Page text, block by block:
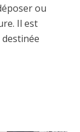
ou
Il est